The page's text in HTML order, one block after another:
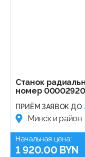
Станок
номер
ПРИЁМ ЗАЯВОК ДО
Минск и район
Начальная цена:
1 920.00 BYN